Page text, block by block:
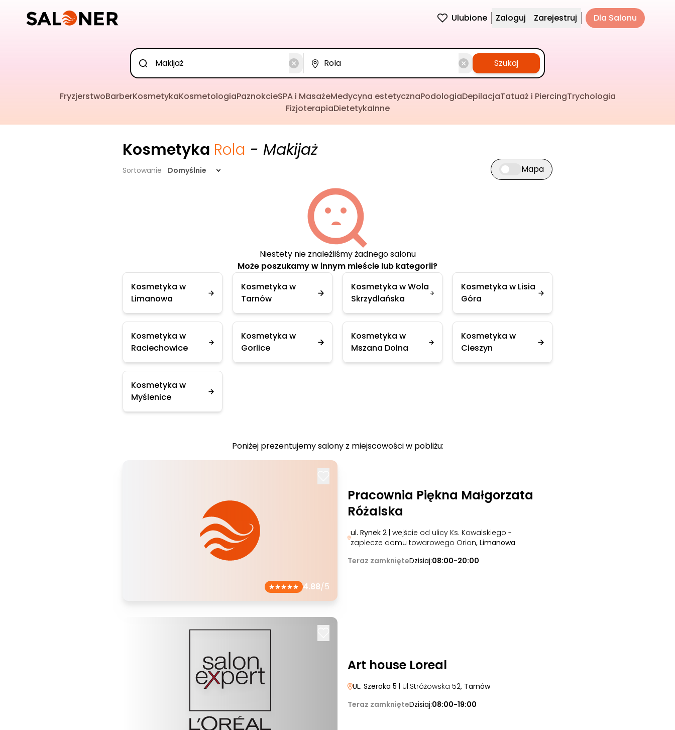
Ulubione Zaloguj Zarejestruj Dla Salonu
Szukaj
FryzjerstwoBarberKosmetykaKosmetologiaPaznokcieSPA i MasażeMedycyna estetycznaPodologiaDepilacjaTatuaż i PiercingTrychologia
FizjoterapiaDietetykaInne
Kosmetyka Rola - Makijaż
Sortowanie Domyślnie Przełącz widok mapy
Mapa
Niestety nie znaleźliśmy żadnego salonu
Może poszukamy w innym mieście lub kategorii?
Kosmetyka w
Limanowa
Kosmetyka w
Tarnów
Kosmetyka w Wola
Skrzydlańska
Kosmetyka w Lisia
Góra
Kosmetyka w
Raciechowice
Kosmetyka w
Gorlice
Kosmetyka w
Mszana Dolna
Kosmetyka w
Cieszyn
Kosmetyka w
Myślenice
Poniżej prezentujemy salony z miejscowości w pobliżu:
4.88/5
Pracownia Piękna Małgorzata
Różalska
ul. Rynek 2| wejście od ulicy Ks. Kowalskiego -
zaplecze domu towarowego Orion, Limanowa
Teraz zamknięteDzisiaj:08:00-20:00
Art house Loreal
UL. Szeroka 5 | Ul.Stróżowska 52, Tarnów
Teraz zamknięteDzisiaj:08:00-19:00